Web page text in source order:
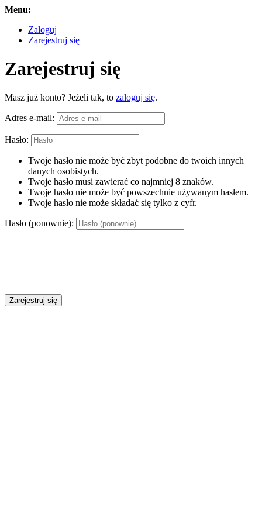
Menu:
Zaloguj
Zarejestruj się
Zarejestruj się
Masz już konto? Jeżeli tak, to zaloguj się.
Adres e-mail:
Hasło:
Twoje hasło nie może być zbyt podobne do twoich innych
danych osobistych.
Twoje hasło musi zawierać co najmniej 8 znaków.
Twoje hasło nie może być powszechnie używanym hasłem.
Twoje hasło nie może składać się tylko z cyfr.
Hasło (ponownie):
Zarejestruj się